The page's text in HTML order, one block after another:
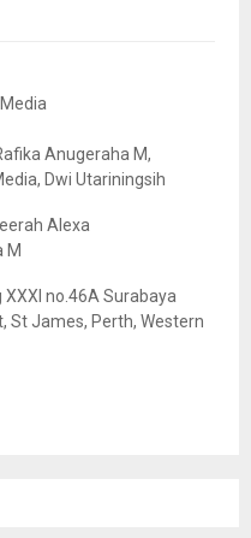
Anugeraha M,
Dwi Utariningsih
Alexa
M
XXXI no.46A Surabaya
St James, Perth, Western